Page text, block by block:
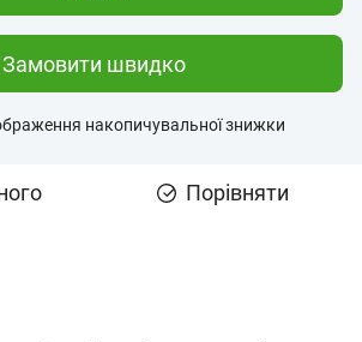
Замовити швидко
накопичувальної знижки
Порівняти